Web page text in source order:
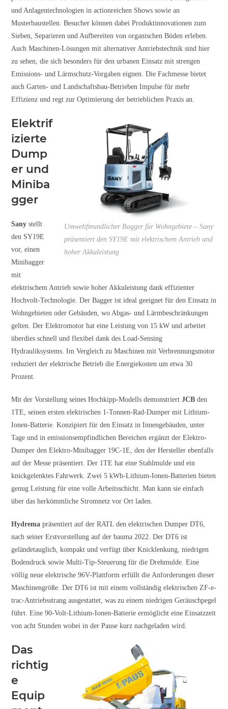
und Anlagentechnologien in actionreichen Shows sowie an
Musterbaustellen. Besucher können dabei Produktinnovationen zum
Sieben, Separieren und Aufbereiten von organischen Böden erleben.
Auch Maschinen-Lösungen mit alternativer Antriebstechnik sind hier
zu sehen, die sich besonders für den urbanen Einsatz mit strengen
Emissions- und Lärmschutz-Vorgaben eignen. Die Fachmesse bietet
auch Garten- und Landschaftsbau-Betrieben Impulse für mehr
Effizienz und regt zur Optimierung der betrieblichen Praxis an.
Umweltfreundlicher Bagger für Wohngebiete – Sany
präsentiert den SY19E mit elektrischem Antrieb und
hoher Akkuleistung
Elektrif
izierte
Dump
er und
Miniba
gger
Sany stellt
den SY19E
vor, einen
Minibagger
mit
elektrischem Antrieb sowie hoher Akkuleistung dank effizienter
Hochvolt-Technologie. Der Bagger ist ideal geeignet für den Einsatz in
Wohngebieten oder Gebäuden, wo Abgas- und Lärmbeschränkungen
gelten. Der Elektromotor hat eine Leistung von 15 kW und arbeitet
überdies schnell und flexibel dank des Load-Sensing
Hydrauliksystems. Im Vergleich zu Maschinen mit Verbrennungsmotor
reduziert der elektrische Betrieb die Energiekosten um etwa 30
Prozent.
Mit der Vorstellung seines Hochkipp-Modells demonstriertJCB den
1TE, seinen ersten elektrischen 1-Tonnen-Rad-Dumper mit Lithium-
Ionen-Batterie. Konzipiert für den Einsatz in Innengebäuden, unter
Tage und in emissionsempfindlichen Bereichen ergänzt der Elektro-
Dumper den Elektro-Minibagger 19C-1E, den der Hersteller ebenfalls
auf der Messe präsentiert. Der 1TE hat eine Stahlmulde und ein
knickgelenktes Fahrwerk. Zwei 5 kWh-Lithium-Ionen-Batterien bieten
genug Leistung für eine volle Arbeitsschicht. Man kann sie einfach
über das herkömmliche Stromnetz vor Ort laden.
Hydrema präsentiert auf der RATL den elektrischen Dumper DT6,
nach seiner Erstvorstellung auf der bauma 2022. Der DT6 ist
geländetauglich, kompakt und verfügt über Knicklenkung, niedrigen
Bodendruck sowie Multi-Tip-Steuerung für die Drehmulde. Eine
völlig neue elektrische 96V-Plattform erfüllt die Anforderungen dieser
Maschinengröße. Der DT6 ist mit einem vollständig elektrischen ZF-e-
trac-Antriebsstrang ausgestattet, was zu einem niedrigen Geräuschpegel
führt. Eine 90-Volt-Lithium-Ionen-Batterie ermöglicht eine Einsatzzeit
von acht Stunden wobei in der Pause kurz nachgeladen wird.
Das
richtig
e
Equip